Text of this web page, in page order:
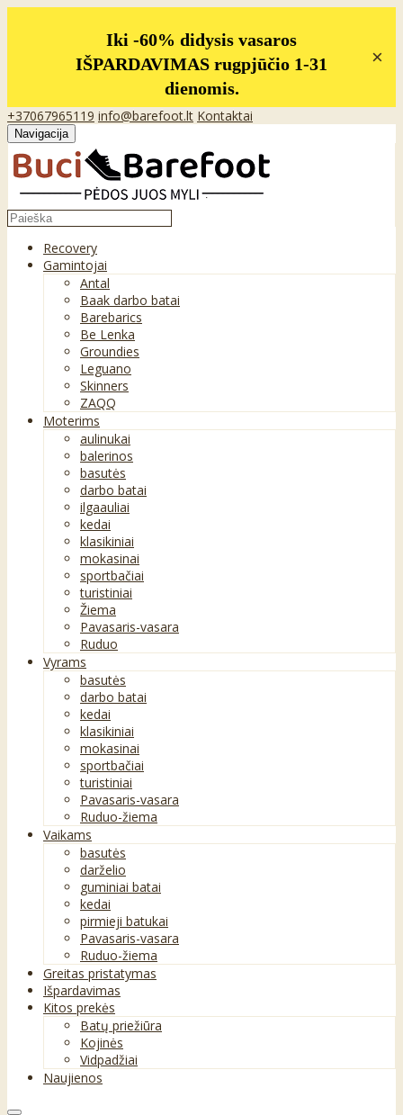
Iki -60% didysis vasaros
IŠPARDAVIMAS rugpjūčio 1-31
dienomis.
×
+37067965119 info@barefoot.lt Kontaktai
Navigacija
Recovery
Gamintojai
Antal
Baak darbo batai
Barebarics
Be Lenka
Groundies
Leguano
Skinners
ZAQQ
Moterims
aulinukai
balerinos
basutės
darbo batai
ilgaauliai
kedai
klasikiniai
mokasinai
sportbačiai
turistiniai
Žiema
Pavasaris-vasara
Ruduo
Vyrams
basutės
darbo batai
kedai
klasikiniai
mokasinai
sportbačiai
turistiniai
Pavasaris-vasara
Ruduo-žiema
Vaikams
basutės
darželio
guminiai batai
kedai
pirmieji batukai
Pavasaris-vasara
Ruduo-žiema
Greitas pristatymas
Išpardavimas
Kitos prekės
Batų priežiūra
Kojinės
Vidpadžiai
Naujienos